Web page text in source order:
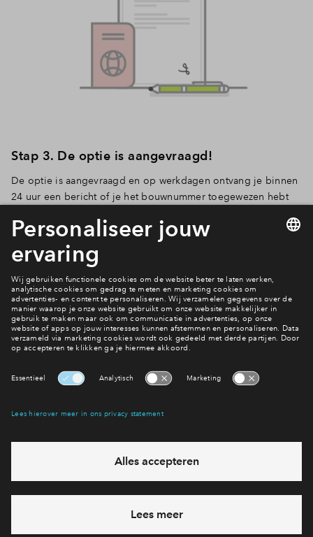
Stap 3. De optie is aangevraagd!
De optie is aangevraagd en op werkdagen ontvang je binnen
24 uur een bericht of je het bouwnummer toegewezen hebt
Hoe wil jij wonen?
Bekijk de woningen
Hiermee blijf je op de hoogte van het belangrijkste nieuws en
Ja, ik wil mij aanmelden
Heb je een vraag en wil je direct antwoord? Bel ons op088
7122193